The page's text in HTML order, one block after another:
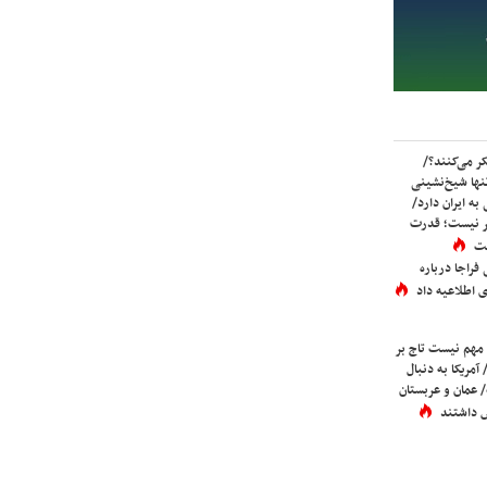
می‌کنند؟/
شیخ‌نشینی
ایران دارد/
نیست؛ قدرت
درباره
اطلاعیه داد
مهم نیست تاج بر
به دنبال
و عربستان
داشتند